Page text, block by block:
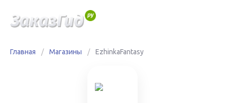
Главная / Магазины / EzhinkaFantasy